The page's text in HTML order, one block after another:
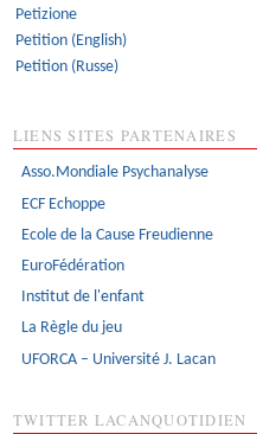
Petizione
Petition (English)
Petition (Russe)
LIENS SITES PARTENAIRES
Asso.Mondiale Psychanalyse
ECF Echoppe
Ecole de la Cause Freudienne
EuroFédération
Institut de l'enfant
La Règle du jeu
UFORCA – Université J. Lacan
TWITTER LACANQUOTIDIEN